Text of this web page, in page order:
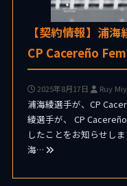
【契約情報】浦
CP Cacereño
2025年8月17日 Ruy
浦海綾選手が、CP
綾選手が、 CP
したことをお知らせし
海…